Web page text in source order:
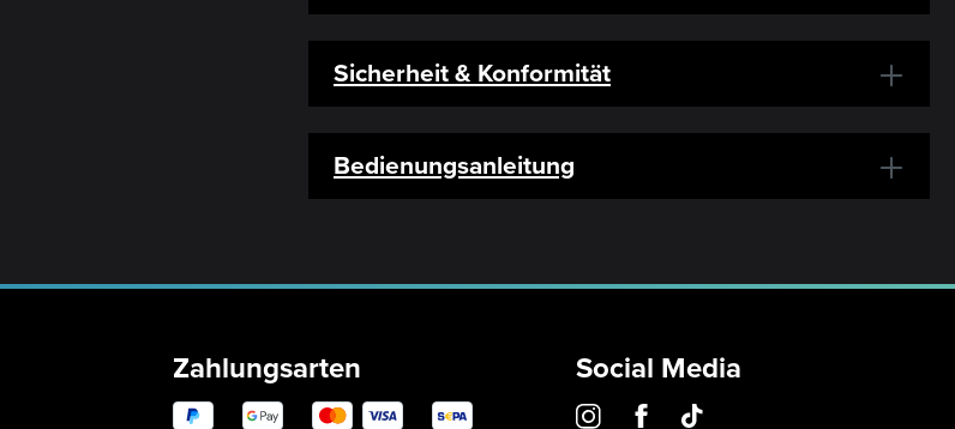
Sicherheit & Konformität
Bedienungsanleitung
Zahlungsarten Social Media